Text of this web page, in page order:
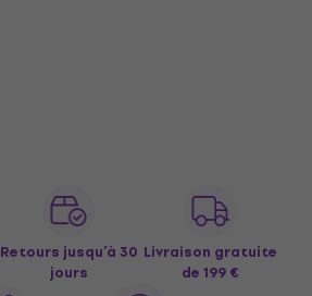
Retours jusqu’à 30
jours
Livraison gratuite
de 199 €